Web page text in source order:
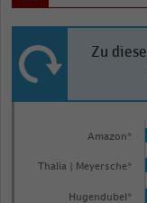
Zu
Amazon*
Thalia | Meyersche*
Hugendubel*